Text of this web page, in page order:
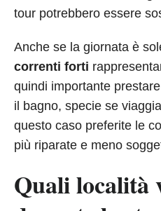
tour potrebbero essere
Anche se la giornata è
correnti forti
quindi importante
il bagno, specie se
questo caso preferite le
più riparate e meno
Quali località